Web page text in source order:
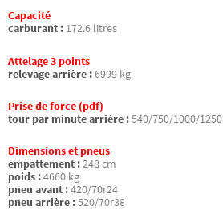
Capacité
carburant : 172.6 litres
Attelage 3 points
relevage arrière :6999 kg
Prise de force (pdf)
tour par minute arrière :540/750/1000/1250
Dimensions et pneus
empattement :248 cm
poids :4660 kg
pneu avant :420/70r24
pneu arrière :520/70r38